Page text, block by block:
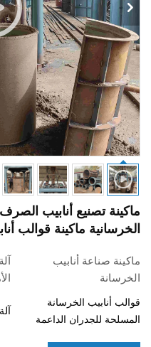
ماكينة تصنيع أنابيب
الخرسانية ماكينة قوالب
ماكينة صناعة أنابيب
الخرسانة
قوالب أنابيب الخرسانة
المسلحة للجدران الداعمة